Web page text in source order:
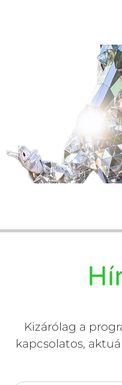
Kizárólag a
kapcsolatos,